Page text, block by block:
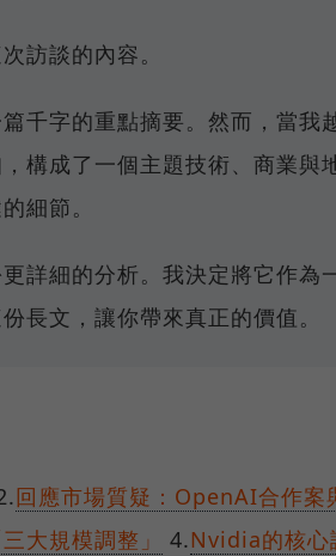
訪談的內容。
千字的重點摘要。然而，當我
構成了一個主題技術、商業與
細節。
詳細的分析。我決定將它作為
長文，讓你帶來真正的價值。
回應市場質疑：OpenAI合作案
大規模調整」 4.Nvidia的核心